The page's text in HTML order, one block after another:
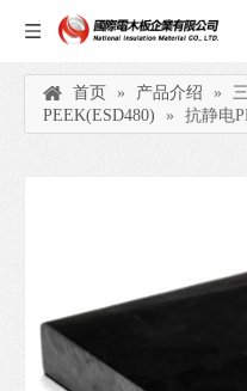
首页 » 产品介绍 »
PEEK(ESD480)
» 抗静电